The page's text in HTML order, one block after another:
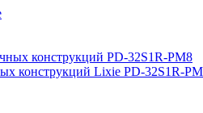
конструкций Lixie PD-32S1R-